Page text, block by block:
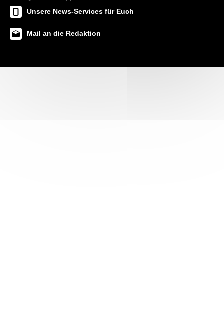
Unsere News-Services für Euch
Mail an die Redaktion